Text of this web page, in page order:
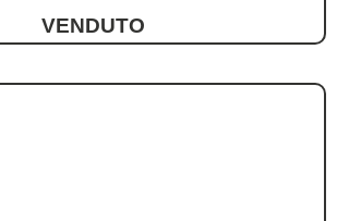
VENDUTO